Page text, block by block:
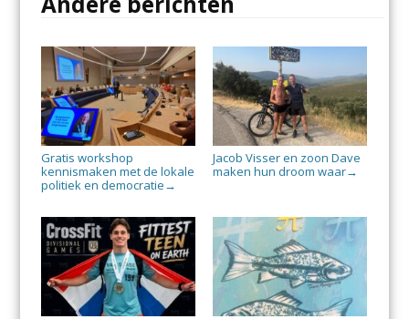
Gratis workshop
kennismaken met de lokale
politiek en democratie →
Jacob Visser en zoon Dave
maken hun droom waar→